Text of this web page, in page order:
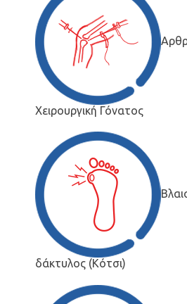
Χειρουργική Γόνατος
δάκτυλος (Κότσι)